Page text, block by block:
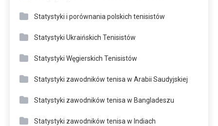
Statystyki i porównania polskich tenisistów
Statystyki Ukraińskich Tenisistów
Statystyki Węgierskich Tenisistów
Statystyki zawodników tenisa w Arabii Saudyjskiej
Statystyki zawodników tenisa w Bangladeszu
Statystyki zawodników tenisa w Indiach